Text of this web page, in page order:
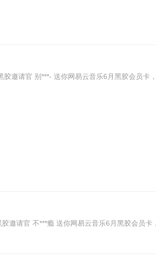
邀请官 别***- 送你网易云音乐6月黑胶会员卡
邀请官 不***瘾 送你网易云音乐6月黑胶会员